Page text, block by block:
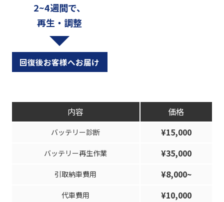
2~4週間で、
再生・調整
回復後お客様へお届け
内容 価格
バッテリー診断 ¥15,000
バッテリー再生作業 ¥35,000
引取納車費用 ¥8,000~
代車費用 ¥10,000